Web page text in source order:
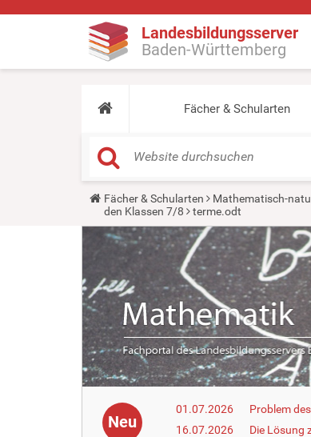
Landesbildungsserver
Baden-Württemberg
Fächer & Schularten
Y
u
e
r
e
:
Fächer & Schularten Mathematisch-
den Klassen 7/8
terme.odt
Neu
01.07.2026
Problem
16.07.2026
Die Lösung